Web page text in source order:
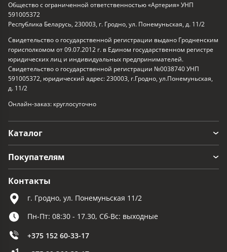
Общество с ограниченной ответственностью «Артерия» УНП
591005372
Республика Беларусь, 230003, г. Гродно, ул. Понемуньская, д. 11/2
Свидетельство о государственной регистрации выдано Гродненским
горисполкомом от 09.07.2012 г. в Едином государственном регистре
юридических лиц и индивидуальных предпринимателей.
Свидетельство о государственной регистрации №0038740 УНП
591005372, юридический адрес: 230003, г.Гродно, ул.Понемуньская,
д. 11/2
Онлайн-заказ: круглосуточно
Каталог
Покупателям
Контакты
г. Гродно, ул. Понемуньская 11/2
Пн-Пт: 08:30 - 17.30, Сб-Вс: выходные
+375 152 60-33-17